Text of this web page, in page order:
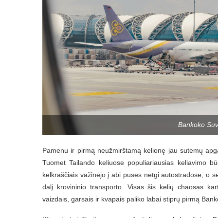
Bankoko
Pamenu ir pirmą neužmirštamą kelionę jau sutemų
Tuomet Tailando keliuose populiariausias keliavimo
kelkraščiais važinėjo į abi puses netgi autostradose, o
dalį krovininio transporto. Visas šis kelių chaosas
vaizdais, garsais ir kvapais paliko labai stiprų pirmą